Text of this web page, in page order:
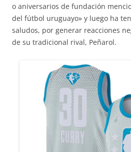
o aniversarios de fundación
del fútbol uruguayo» y luego ha
saludos, por generar reacciones
de su tradicional rival, Peñarol.